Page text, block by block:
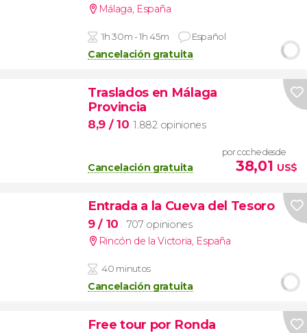
Málaga, España
1h 30m - 1h 45m Español
Cancelación gratuita
Traslados en Málaga
Provincia
8,9 / 10 1.882 opiniones
Cancelación gratuita
por coche desde
38,01 US$
Entrada a la Cueva del Tesoro
9/ 10
707 opiniones
Rincón de la Victoria, España
40 minutos
Cancelación gratuita
Free tour por Ronda